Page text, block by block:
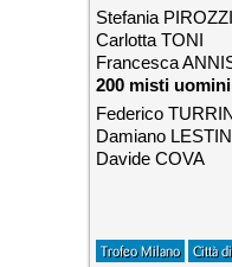
Stefania
Carlotta
200 misti uomini
Federico
Damiano
Davide
Trofeo Milano Città